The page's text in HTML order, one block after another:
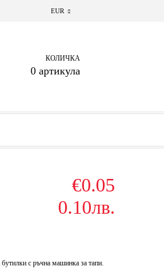
EUR
КОЛИЧКА
0 артикула
€0.05
0.10лв.
с ръчна машинка за тапи.